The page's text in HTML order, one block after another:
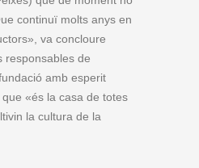
continuï molts anys en
va concloure
responsables de
amb esperit
«és la casa de totes
la cultura de la